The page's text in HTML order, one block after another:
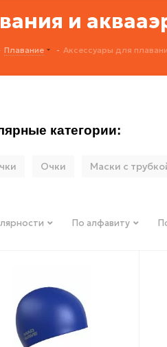
и
Плавание - Аксессуары для
категории:
Очки Маски с
По алфавиту